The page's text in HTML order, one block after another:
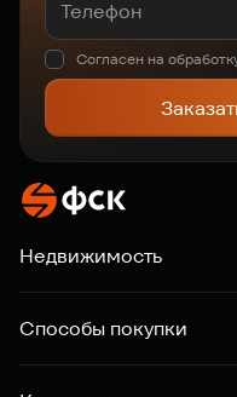
Согласен на
Недвижимость
Квартиры
Машино-места
Коммерция
Способы покупки
Ипотека